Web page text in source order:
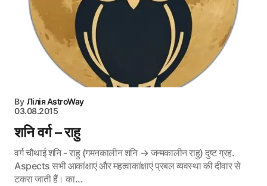
By Лілія AstroWay
03.08.2015
शनि वर्ग – राहु
वर्ग चौथाई शनि - राहु (गमनकालीन शनि → जन्मकालीन राहु) दुष्ट ग्रह.
Aspects सभी आकांक्षाएं और महत्वाकांक्षाएं प्रबल व्यवस्था की दीवार से
टकरा जाती हैं। का...